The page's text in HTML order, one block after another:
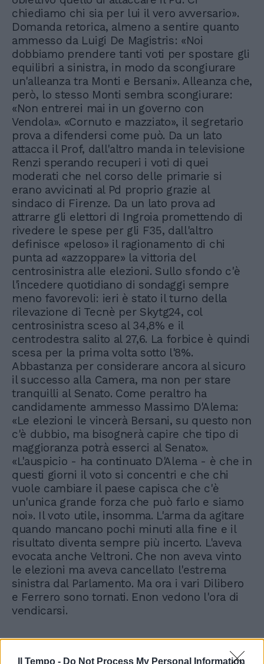
Il Tempo - Do Not Process My Personal Information
chiediamo chi sia per lui il vero avversario».
Domanda retorica, almeno a sentire quanto
ammesso da Luigi De Magistris: «Noi
dobbiamo prendere tanti voti per spostare gli
equilibri a sinistra, in modo da scongiurare
un'alleanza tra Monti e Bersani». Alleanza che,
però, lo stesso Monti sembra scongiurare:
«Non entrerei mai in un governo con
Vendola». «Cornuto e mazziato», il segretario
prova a difendersi come può. Da un lato
attacca il Prof, dall'altro manda in televisione
Renzi sperando recuperi i voti di quei
moderati che nel corso delle primarie si
erano avvicinati al Pd proprio grazie al
sindaco di Firenze. Da un lato prova ad
attrarre gli elettori di Ingroia promettendo di
rivedere le spese per gli F35, dall'altro
definisce «peloso» il ragionamento di chi
punta ad «azzoppare» la vittoria del
centrosinistra alle elezioni. Sullo sfondo c'è
l'incedere quotidiano di sondaggi sempre
meno favorevoli: ieri è stato il turno della
rilevazione di Tecnè per Skytg24, col
centrosinistra sceso al 34,8% e il
centrodestra salito al 27,6. La forbice è quindi
scesa per la prima volta sotto l'8%.
Abbastanza per considerare ancora al sicuro
il successo alla Camera, ma non per stare
tranquilli al Senato. Come peraltro ha
candidamente ammesso Massimo D'Alema:
«Le elezioni le vincerà Bersani, su questo non
c'è dubbio, ma bisognerà capire che tipo di
maggioranza potrà esserci al Senato».
«L'auspicio - ha continuato D'Alema - è che in
questi giorni il voto si concentri e che chi
vuole cambiare il paese capisca che c'è
un'unica grande forza che può farlo e siamo
noi». Il voto utile, insomma. L'arma da agitare
quando mancano pochi minuti alla fine e il
risultato diventa sempre più incerto. L'aveva
evocata anche Veltroni. Che non aveva vinto
le elezioni ma aveva cancellato l'estrema
sinistra dal Parlamento. Ma ora i vari Dilibero
e Ferrero sono tornati. Enon vedono l'ora di
vendicarsi.